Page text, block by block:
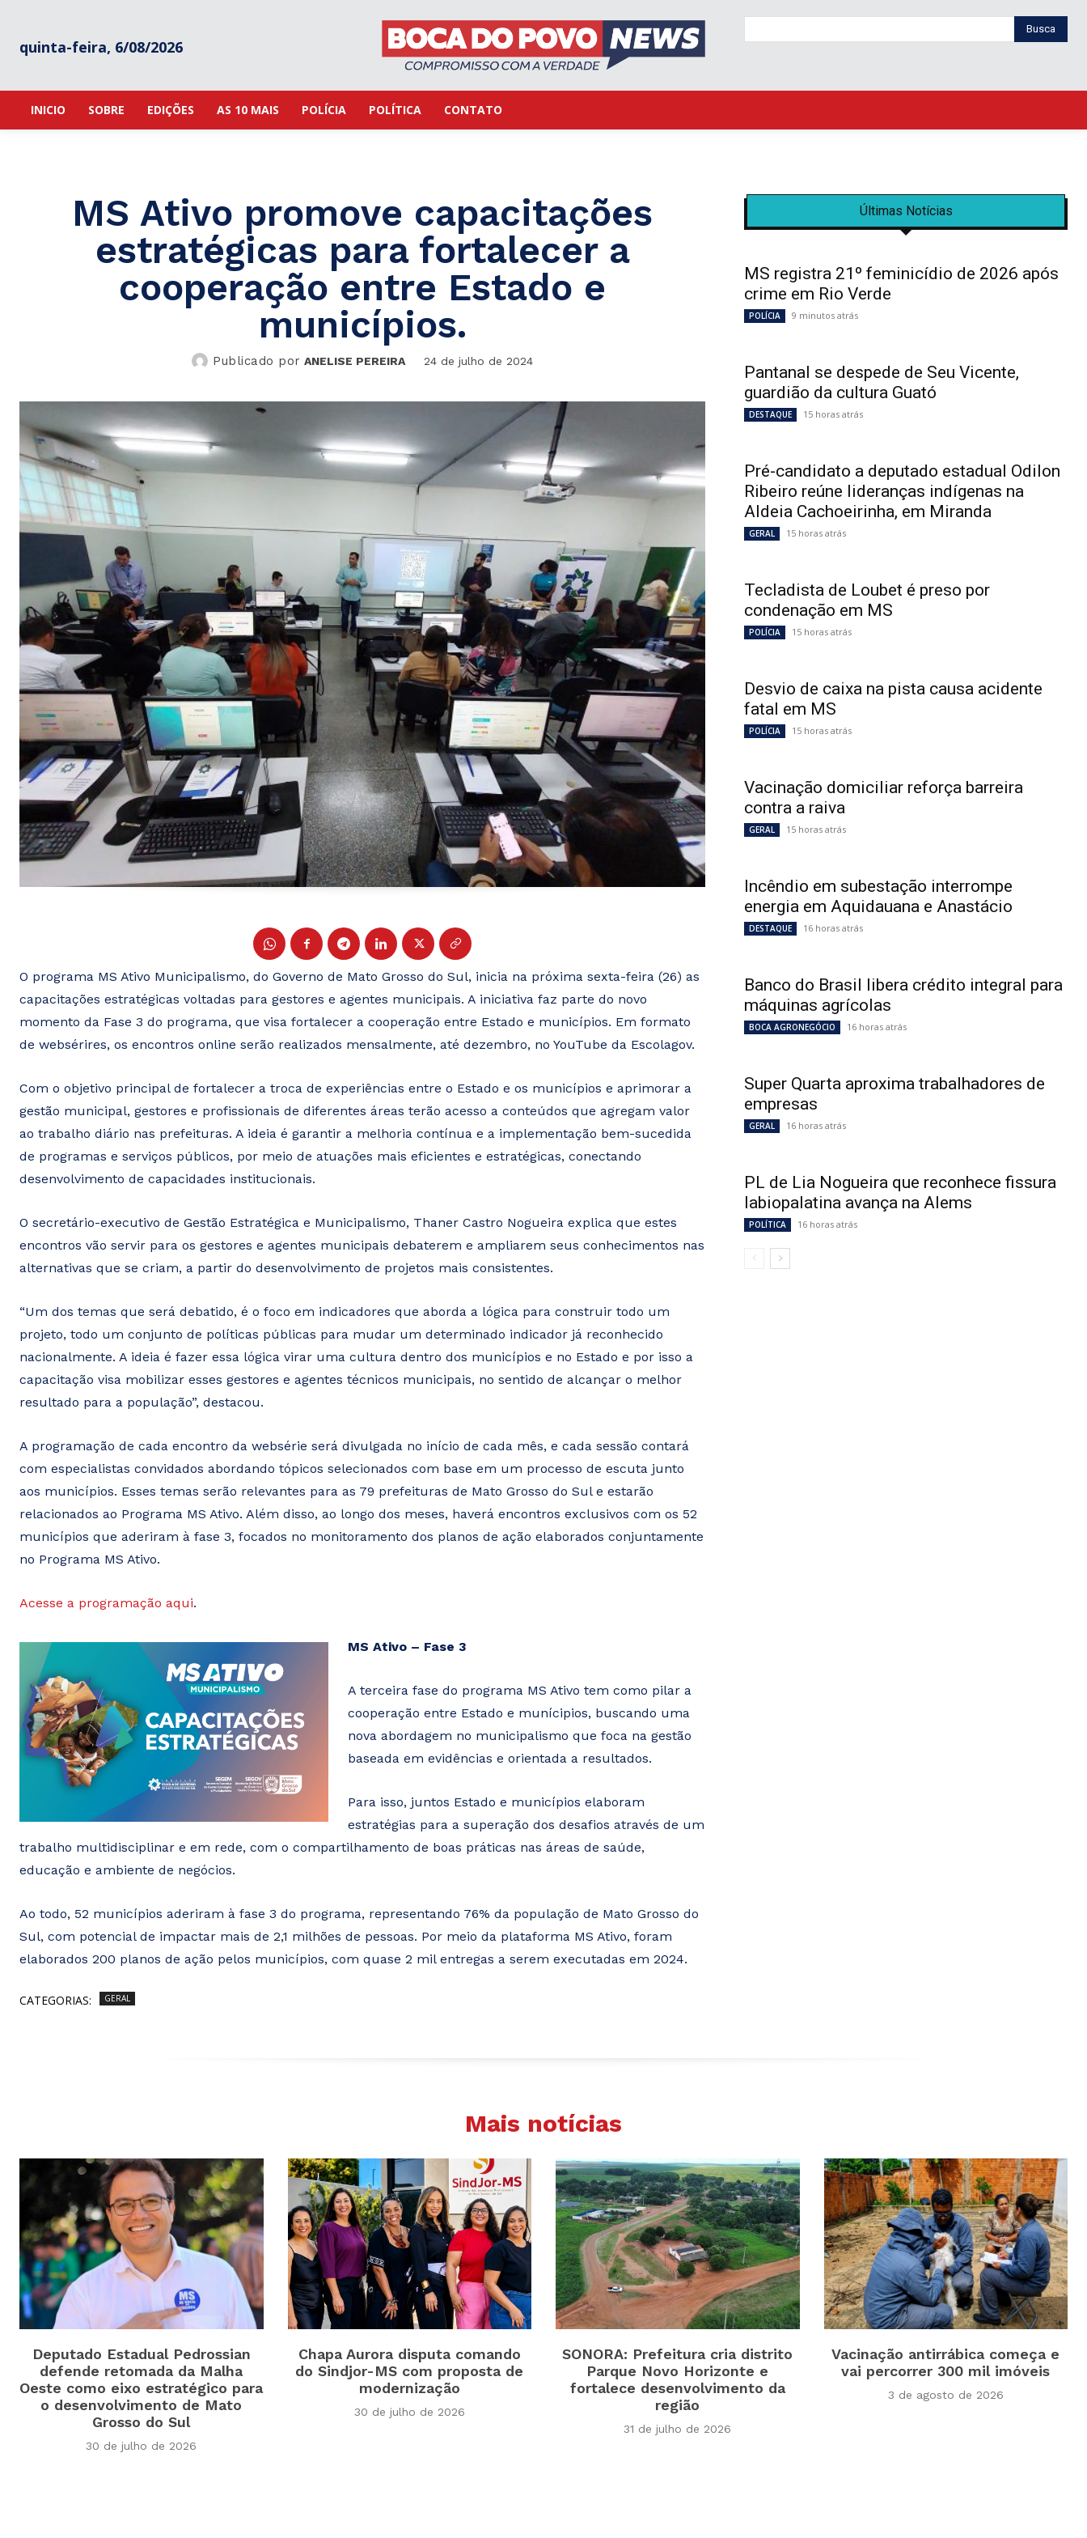
quinta-feira, 6/08/2026
Busca
INICIO SOBRE EDIÇÕES AS 10 MAIS POLÍCIA POLÍTICA CONTATO
MS Ativo promove capacitações
estratégicas para fortalecer a
cooperação entre Estado e
municípios.
Publicado por ANELISE PEREIRA 24 de julho de 2024
O programa MS Ativo Municipalismo, do Governo de Mato Grosso do Sul, inicia na próxima sexta-feira (26) as
capacitações estratégicas voltadas para gestores e agentes municipais. A iniciativa faz parte do novo
momento da Fase 3 do programa, que visa fortalecer a cooperação entre Estado e municípios. Em formato
de websérires, os encontros online serão realizados mensalmente, até dezembro, no YouTube da Escolagov.
Com o objetivo principal de fortalecer a troca de experiências entre o Estado e os municípios e aprimorar a
gestão municipal, gestores e profissionais de diferentes áreas terão acesso a conteúdos que agregam valor
ao trabalho diário nas prefeituras. A ideia é garantir a melhoria contínua e a implementação bem-sucedida
de programas e serviços públicos, por meio de atuações mais eficientes e estratégicas, conectando
desenvolvimento de capacidades institucionais.
O secretário-executivo de Gestão Estratégica e Municipalismo, Thaner Castro Nogueira explica que estes
encontros vão servir para os gestores e agentes municipais debaterem e ampliarem seus conhecimentos nas
alternativas que se criam, a partir do desenvolvimento de projetos mais consistentes.
“Um dos temas que será debatido, é o foco em indicadores que aborda a lógica para construir todo um
projeto, todo um conjunto de políticas públicas para mudar um determinado indicador já reconhecido
nacionalmente. A ideia é fazer essa lógica virar uma cultura dentro dos municípios e no Estado e por isso a
capacitação visa mobilizar esses gestores e agentes técnicos municipais, no sentido de alcançar o melhor
resultado para a população”, destacou.
A programação de cada encontro da websérie será divulgada no início de cada mês, e cada sessão contará
com especialistas convidados abordando tópicos selecionados com base em um processo de escuta junto
aos municípios. Esses temas serão relevantes para as 79 prefeituras de Mato Grosso do Sul e estarão
relacionados ao Programa MS Ativo. Além disso, ao longo dos meses, haverá encontros exclusivos com os 52
municípios que aderiram à fase 3, focados no monitoramento dos planos de ação elaborados conjuntamente
no Programa MS Ativo.
Acesse a programação aqui.
MS Ativo – Fase 3
A terceira fase do programa MS Ativo tem como pilar a
cooperação entre Estado e munícipios, buscando uma
nova abordagem no municipalismo que foca na gestão
baseada em evidências e orientada a resultados.
Para isso, juntos Estado e municípios elaboram
estratégias para a superação dos desafios através de um
trabalho multidisciplinar e em rede, com o compartilhamento de boas práticas nas áreas de saúde,
educação e ambiente de negócios.
Ao todo, 52 municípios aderiram à fase 3 do programa, representando 76% da população de Mato Grosso do
Sul, com potencial de impactar mais de 2,1 milhões de pessoas. Por meio da plataforma MS Ativo, foram
elaborados 200 planos de ação pelos municípios, com quase 2 mil entregas a serem executadas em 2024.
CATEGORIAS: GERAL
Últimas Notícias
MS registra 21º feminicídio de 2026 após
crime em Rio Verde
POLÍCIA 9 minutos atrás
Pantanal se despede de Seu Vicente,
guardião da cultura Guató
DESTAQUE 15 horas atrás
Pré-candidato a deputado estadual Odilon
Ribeiro reúne lideranças indígenas na
Aldeia Cachoeirinha, em Miranda
GERAL 15 horas atrás
Tecladista de Loubet é preso por
condenação em MS
POLÍCIA 15 horas atrás
Desvio de caixa na pista causa acidente
fatal em MS
POLÍCIA 15 horas atrás
Vacinação domiciliar reforça barreira
contra a raiva
GERAL 15 horas atrás
Incêndio em subestação interrompe
energia em Aquidauana e Anastácio
DESTAQUE 16 horas atrás
Banco do Brasil libera crédito integral para
máquinas agrícolas
BOCA AGRONEGÓCIO 16 horas atrás
Super Quarta aproxima trabalhadores de
empresas
GERAL 16 horas atrás
PL de Lia Nogueira que reconhece fissura
labiopalatina avança na Alems
POLÍTICA 16 horas atrás
Mais notícias
Deputado Estadual Pedrossian
defende retomada da Malha
Oeste como eixo estratégico para
o desenvolvimento de Mato
Grosso do Sul
30 de julho de 2026
Chapa Aurora disputa comando
do Sindjor-MS com proposta de
modernização
30 de julho de 2026
SONORA: Prefeitura cria distrito
Parque Novo Horizonte e
fortalece desenvolvimento da
região
31 de julho de 2026
Vacinação antirrábica começa e
vai percorrer 300 mil imóveis
3 de agosto de 2026